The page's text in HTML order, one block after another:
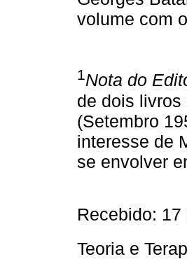
volume com
1Nota do
de dois
(Setembro
interesse de
se envolver
Recebido:
Teoria e